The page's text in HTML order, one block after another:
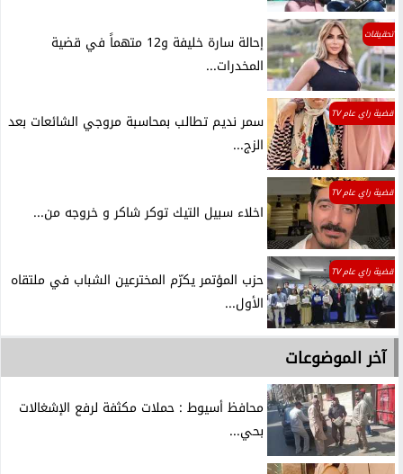
تحقيقات
إحالة سارة خليفة و12 متهماً في قضية
المخدرات...
قضية راي عام TV
سمر نديم تطالب بمحاسبة مروجي الشائعات بعد
الزج...
قضية راي عام TV
اخلاء سبيل التيك توكر شاكر و خروجه من...
قضية راي عام TV
حزب المؤتمر يكرّم المخترعين الشباب في ملتقاه
الأول...
آخر الموضوعات
محافظ أسيوط : حملات مكثفة لرفع الإشغالات
بحي...